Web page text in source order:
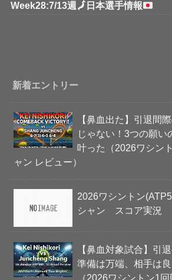
Week28:7/13週 🗾 日本選手情報
新着エントリー
【鼻血出た】引退間
じゃない！3つの願い
叶った（2026ワシン
ャン レビュー）
2026ワシントン
シャン スコア実況
【鼻血対象試合】引
準備は万端、相手は
（2026ワシントン1